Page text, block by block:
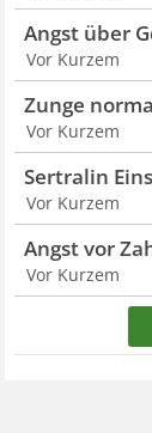
Angst über
Vor Kurzem
Zunge
Vor Kurzem
Sertralin
Vor Kurzem
Angst vor
Vor Kurzem